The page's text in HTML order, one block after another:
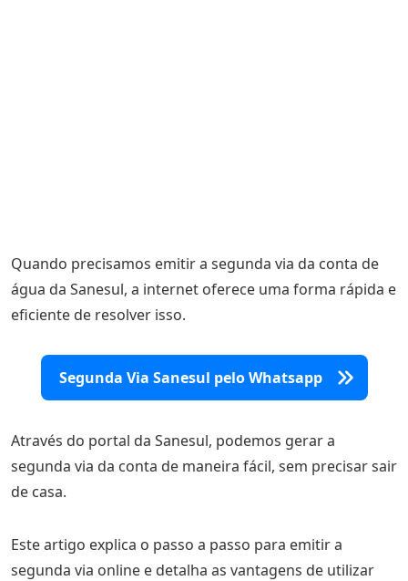
Quando precisamos emitir a segunda via da conta de
água da Sanesul, a internet oferece uma forma rápida e
eficiente de resolver isso.
Segunda Via Sanesul pelo Whatsapp
Através do portal da Sanesul, podemos gerar a
segunda via da conta de maneira fácil, sem precisar sair
de casa.
Este artigo explica o passo a passo para emitir a
segunda via online e detalha as vantagens de utilizar